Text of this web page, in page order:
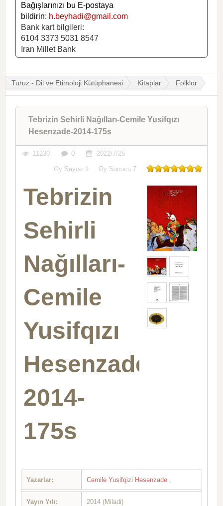
Bağışlarınızı bu E-postaya
bildirin: h.beyhadi@gmail.com
Bank kart bilgileri:
6104 3373 5031 8547
Iran Millet Bank
Turuz - Dil ve Etimoloji Kütüphanesi Kitaplar Folklor
Tebrizin Sehirli Nağılları-Cemile Yusifqızı
Hesenzade-2014-175s
11230 0 2022/7/25
Oy Sayısı 1 Oy Sonucu 7
Tebrizin
Sehirli
Nağılları-
Cemile
Yusifqızı
Hesenzade-
2014-
175s
Yazarlar: Cemile Yusifqizi Hesenzade
Yayın Yılı: 2014 (Miladi)